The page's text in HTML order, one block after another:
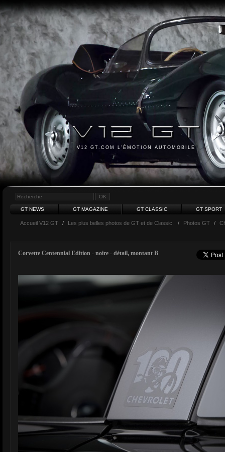
V12 GT.COM L'ÉMOTION AUTOMOBILE
GT NEWS GT MAGAZINE GT CLASSIC GT SPORT
Accueil V12 GT / Les plus belles photos de GT et de Classic. / Photos GT /
Corvette Centennial Edition - noire - détail, montant B